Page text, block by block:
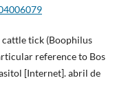
tick (Boophilus
reference to Bos
[Internet]. abril de